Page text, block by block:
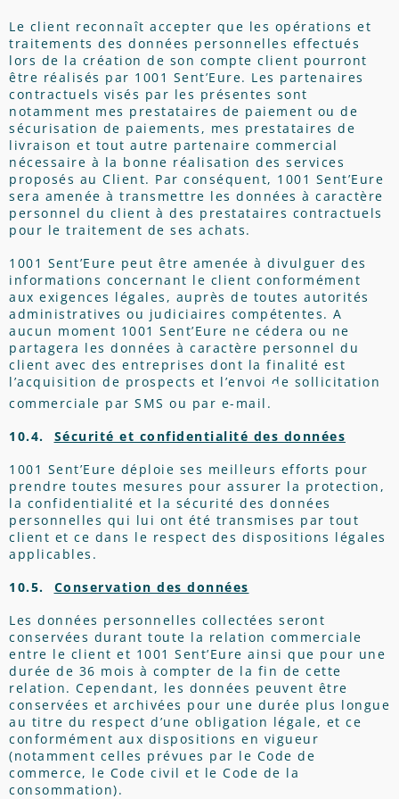
Le client reconnaît accepter que les opérations et
traitements des données personnelles effectués
lors de la création de son compte client pourront
être réalisés par 1001 Sent’Eure. Les partenaires
contractuels visés par les présentes sont
notamment mes prestataires de paiement ou de
sécurisation de paiements, mes prestataires de
livraison et tout autre partenaire commercial
nécessaire à la bonne réalisation des services
proposés au Client. Par conséquent, 1001 Sent’Eure
sera amenée à transmettre les données à caractère
personnel du client à des prestataires contractuels
pour le traitement de ses achats.
1001 Sent’Eure peut être amenée à divulguer des
informations concernant le client conformément
aux exigences légales, auprès de toutes autorités
administratives ou judiciaires compétentes. A
aucun moment 1001 Sent’Eure ne cédera ou ne
partagera les données à caractère personnel du
client avec des entreprises dont la finalité est
l’acquisition de prospects et l’envoi de sollicitation
commerciale par SMS ou par e-mail.
10.4.
Sécurité et confidentialité des données
1001 Sent’Eure déploie ses meilleurs efforts pour
prendre toutes mesures pour assurer la protection,
la confidentialité et la sécurité des données
personnelles qui lui ont été transmises par tout
client et ce dans le respect des dispositions légales
applicables.
10.5.
Conservation des données
Les données personnelles collectées seront
conservées durant toute la relation commerciale
entre le client et 1001 Sent’Eure ainsi que pour une
durée de 36 mois à compter de la fin de cette
relation. Cependant, les données peuvent être
conservées et archivées pour une durée plus longue
au titre du respect d’une obligation légale, et ce
conformément aux dispositions en vigueur
(notamment celles prévues par le Code de
commerce, le Code civil et le Code de la
consommation).